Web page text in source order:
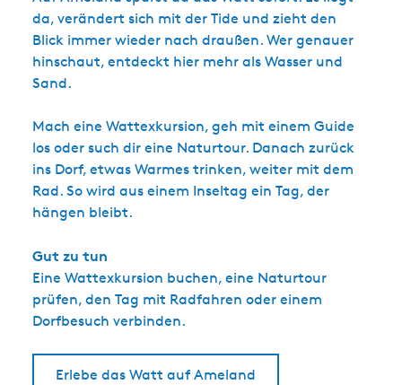
da, verändert sich mit der Tide und zieht den
Blick immer wieder nach draußen. Wer genauer
hinschaut, entdeckt hier mehr als Wasser und
Sand.
Mach eine Wattexkursion, geh mit einem Guide
los oder such dir eine Naturtour. Danach zurück
ins Dorf, etwas Warmes trinken, weiter mit dem
Rad. So wird aus einem Inseltag ein Tag, der
hängen bleibt.
Gut zu tun
Eine Wattexkursion buchen, eine Naturtour
prüfen, den Tag mit Radfahren oder einem
Dorfbesuch verbinden.
Erlebe das Watt auf Ameland